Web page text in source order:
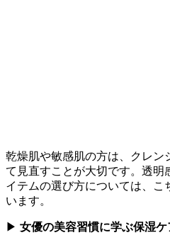
乾燥肌や敏感肌の方は、クレン
て見直すことが大切です。透明
イテムの選び方については、こ
います。
▶ 女優の美容習慣に学ぶ保湿